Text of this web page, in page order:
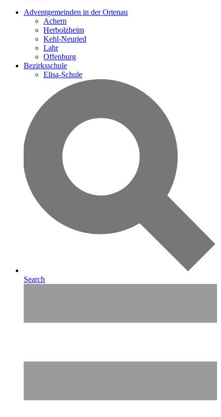
Adventgemeinden in der Ortenau
Achern
Herbolzheim
Kehl-Neuried
Lahr
Offenburg
Bezirksschule
Elisa-Schule
Search